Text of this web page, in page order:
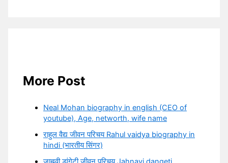
More Post
Neal Mohan biography in english (CEO of
youtube), Age, networth, wife name
राहुल वैद्य जीवन परिचय Rahul vaidya biography in
hindi (भारतीय सिंगर)